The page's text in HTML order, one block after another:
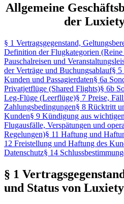
Allgemeine
der
§ 1 Vertragsgegenstand,
Definition der Flugkategorien
Pauschalreisen und
der Verträge und Buchungsablauf§ 5
Kunden und Passagierdaten§ 6a
Privatjetflüge (Shared Flights)§ 6b
Leg-Flüge (Leerflüge)§ 7 Preise,
Zahlungsbedingungen§ 8 Rücktritt
Kunden§ 9 Kündigung aus
Flugausfälle, Verspätungen und
Regelungen)§ 11 Haftung und
12 Freistellung und Haftung des
Datenschutz§ 14
§ 1
und Status von Luxiety